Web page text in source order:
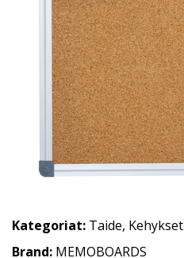
Kategoriat: Taide, Kehykset
Brand: MEMOBOARDS